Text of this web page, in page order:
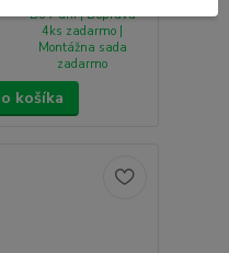
Do 7 dní | Doprava
4ks zadarmo |
Montážna sada
zadarmo
košíka